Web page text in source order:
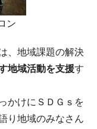
ン
、地域課題の解決
地域活動を支援す
かけにＳＤＧｓを
り地域のみなさん